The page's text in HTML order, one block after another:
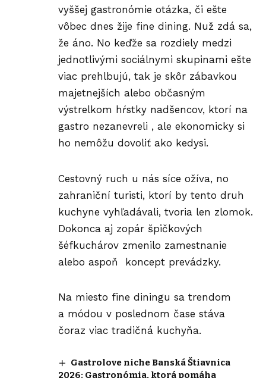
vyššej gastronómie otázka, či ešte
vôbec dnes žije fine dining. Nuž zdá sa,
že áno. No keďže sa rozdiely medzi
jednotlivými sociálnymi skupinami ešte
viac prehlbujú, tak je skôr zábavkou
majetnejších alebo občasným
výstrelkom hŕstky nadšencov, ktorí na
gastro nezanevreli , ale ekonomicky si
ho nemôžu dovoliť ako kedysi.
Cestovný ruch u nás síce ožíva, no
zahraniční turisti, ktorí by tento druh
kuchyne vyhľadávali, tvoria len zlomok.
Dokonca aj zopár špičkových
šéfkuchárov zmenilo zamestnanie
alebo aspoň koncept prevádzky.
Na miesto fine diningu sa trendom
a módou v poslednom čase stáva
čoraz viac tradičná kuchyňa.
Gastrolove niche Banská Štiavnica
2026: Gastronómia, ktorá pomáha